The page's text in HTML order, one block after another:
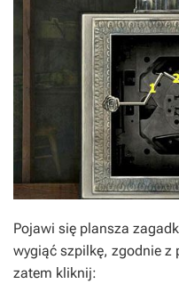
Pojawi się plansza
wygiąć szpilkę, zgodnie z
zatem kliknij: